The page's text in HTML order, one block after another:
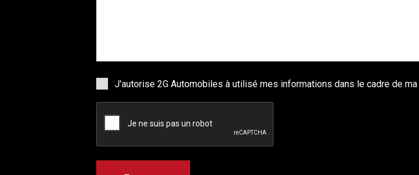
J'autorise 2G Automobiles à utilisé mes informations dans le cadre de ma